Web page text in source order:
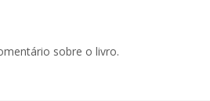
sobre o livro.